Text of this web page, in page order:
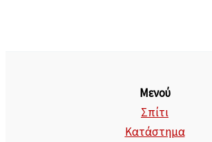
Μενού
Σπίτι
Κατάστημα